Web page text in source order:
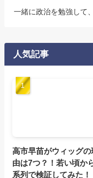
一緒に政治を勉強して
人気記事
高市早苗がウィッグの
由は7つ？！若い頃か
系列で検証してみた！